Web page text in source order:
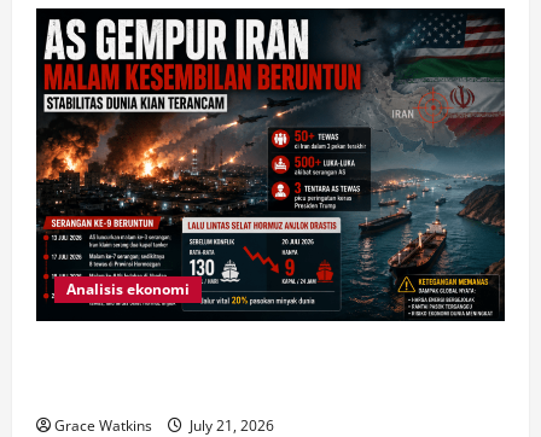
Analisis ekonomi
Grace Watkins July 21, 2026